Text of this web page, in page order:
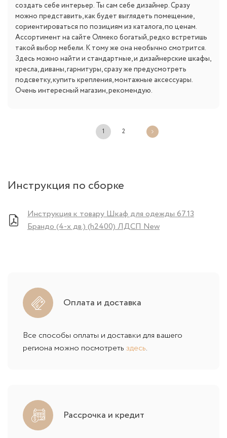
создать себе интерьер. Ты сам себе дизайнер. Сразу
можно представить, как будет выглядеть помещение,
сориентироваться по позициям из каталога, по ценам.
Ассортимент на сайте Олмеко богатый, редко встретишь
такой выбор мебели. К тому же она необычно смотрится.
Здесь можно найти и стандартные, и дизайнерские шкафы,
кресла, диваны, гарнитуры, сразу же предусмотреть
подсветку, купить крепления, монтажные аксессуары.
Очень интересный магазин, рекомендую.
1 2
Инструкция по сборке
Инструкция к товару Шкаф для одежды 67.13
Брандо (4-х дв.) (h2400) ЛДСП New
Оплата и доставка
Все способы оплаты и доставки для вашего
региона можно посмотреть здесь.
Рассрочка и кредит